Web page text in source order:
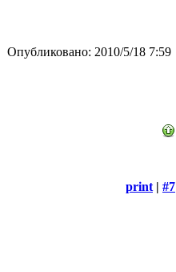
Опубликовано: 2010/5/18 7:59
print | #7